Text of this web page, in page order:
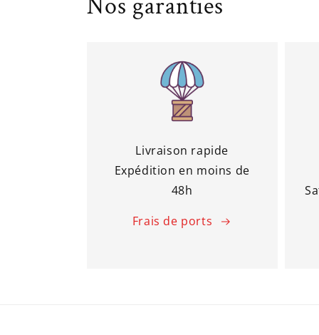
Nos garanties
Livraison rapide
Expédition en moins de
48h
Frais de ports